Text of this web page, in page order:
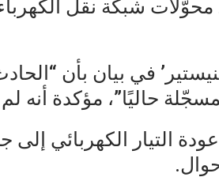
في بيان بأن
حاليًا”، مؤكدة
التيار الكهربائي إلى